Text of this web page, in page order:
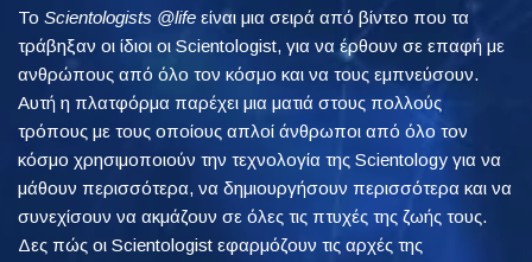
Το Scientologists @life είναι μια σειρά από βίντεο που τα
τράβηξαν οι ίδιοι οι Scientologist, για να έρθουν σε επαφή με
ανθρώπους από όλο τον κόσμο και να τους εμπνεύσουν.
Αυτή η πλατφόρμα παρέχει μια ματιά στους πολλούς
τρόπους με τους οποίους απλοί άνθρωποι από όλο τον
κόσμο χρησιμοποιούν την τεχνολογία της Scientology για να
μάθουν περισσότερα, να δημιουργήσουν περισσότερα και να
συνεχίσουν να ακμάζουν σε όλες τις πτυχές της ζωής τους.
Δες πώς οι Scientologist εφαρμόζουν τις αρχές της